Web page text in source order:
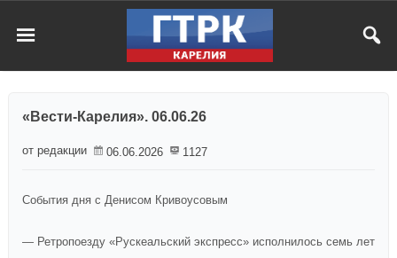
«Вести-Карелия». 06.06.26
от редакции 06.06.2026 1127
События дня с Денисом Кривоусовым
— Ретропоезду «Рускеальский экспресс» исполнилось семь лет